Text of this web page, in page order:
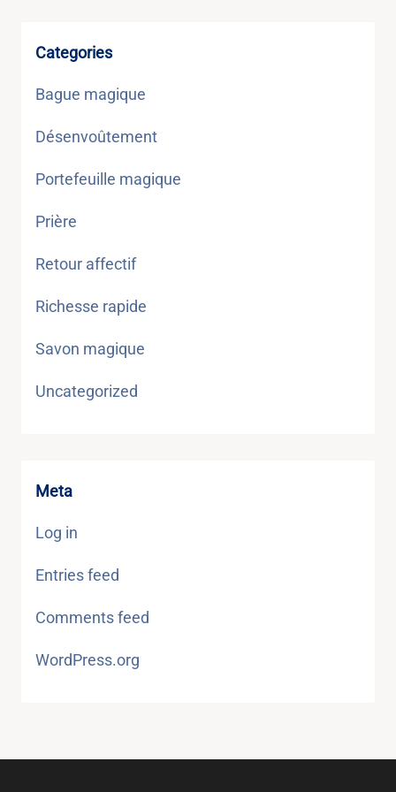
Categories
Bague magique
Désenvoûtement
Portefeuille magique
Prière
Retour affectif
Richesse rapide
Savon magique
Uncategorized
Meta
Log in
Entries feed
Comments feed
WordPress.org